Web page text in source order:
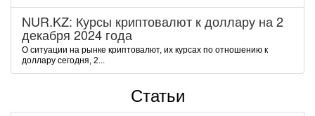
NUR.KZ: Курсы криптовалют к доллару на 2
декабря 2024 года
О ситуации на рынке криптовалют, их курсах по отношению к
доллару сегодня, 2...
Статьи